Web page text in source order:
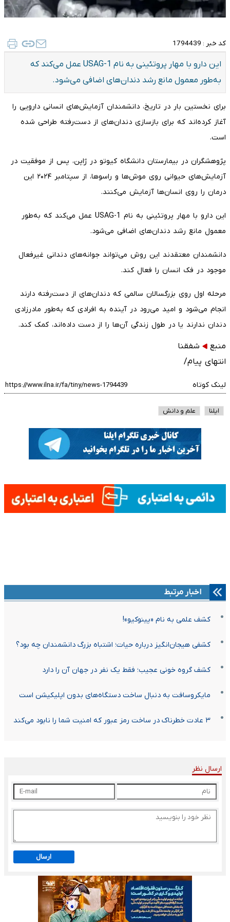
کد خبر : 1794439
این دارو با مهار پروتئینی به نام USAG-1 عمل می‌کند که
به‌طور معمول مانع رشد دندان‌های اضافی می‌شود.
برای نخستین بار در تاریخ، دانشمندان آزمایش‌های انسانی دارویی را
آغاز کرده‌اند که برای بازسازی دندان‌های از دست‌رفته طراحی شده
است.
پژوهشگران در بیمارستان دانشگاه کیوتو در ژاپن، پس از موفقیت در
آزمایش‌های حیوانی روی موش‌ها و راسوها، از سپتامبر ۲۰۲۴ این
درمان را روی انسان‌ها آزمایش می‌کنند.
این دارو با مهار پروتئینی به نام USAG-1 عمل می‌کند که به‌طور
معمول مانع رشد دندان‌های اضافی می‌شود.
دانشمندان معتقدند این روش می‌تواند جوانه‌های دندانی غیرفعال
موجود در فک انسان را فعال کند.
مرحله اول روی بزرگسالان سالمی که دندان‌های از دست‌رفته دارند
انجام می‌شود و امید می‌رود در آینده به افرادی که به‌طور مادرزادی
دندان ندارند یا در طول زندگی آن‌ها را از دست داده‌اند، کمک کند.
منبع
شفقنا
انتهای پیام/
لینک کوتاه
ایلنا علم و دانش
اخبار مرتبط
کشف علمی به نام «پینوکیو»!
کشفی هیجان‌انگیز درباره حیات؛ اشتباه بزرگ دانشمندان چه بود؟
کشف گروه خونی عجیب؛ فقط یک نفر در جهان آن را دارد
مایکروسافت به دنبال ساخت دستگاه‌های بدون اپلیکیشن است
۳ عادت خطرناک در ساخت رمز عبور که امنیت شما را نابود می‌کند
ارسال نظر
ارسال